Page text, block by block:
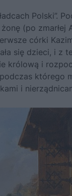
Polski”.
(po zmarłej
córki
się dzieci, i z
królową i
którego
i